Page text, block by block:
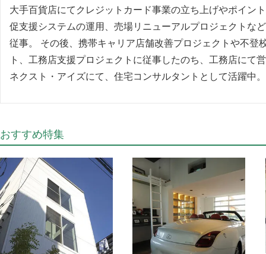
大手百貨店にてクレジットカード事業の立ち上げやポイン
促支援システムの運用、売場リニューアルプロジェクトな
従事。 その後、携帯キャリア店舗改善プロジェクトや不登
ト、工務店支援プロジェクトに従事したのち、工務店にて
ネクスト・アイズにて、住宅コンサルタントとして活躍中。
おすすめ特集